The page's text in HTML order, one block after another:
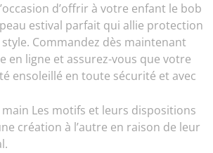
d’offrir à votre enfant le bob
estival parfait qui allie protection
Commandez dès maintenant
en ligne et assurez-vous que votre
ensoleillé en toute sécurité et avec
main Les motifs et leurs dispositions
création à l’autre en raison de leur